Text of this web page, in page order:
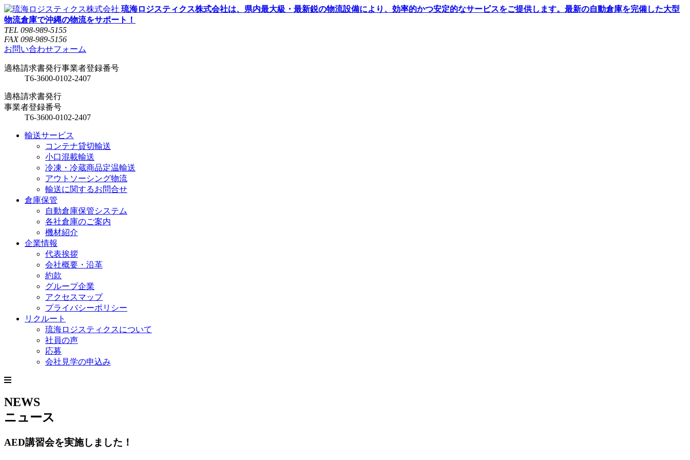
琉海ロジスティクス株式会社は、県内最大級・最新鋭の物流設備により、効率的かつ安定的なサービスをご提供します。最新の自動倉庫を完備した大型
物流倉庫で沖縄の物流をサポート！
TEL 098-989-5155
FAX 098-989-5156
お問い合わせフォーム
適格請求書発行事業者登録番号
T6-3600-0102-2407
適格請求書発行
事業者登録番号
T6-3600-0102-2407
輸送サービス
コンテナ貸切輸送
小口混載輸送
冷凍・冷蔵商品定温輸送
アウトソーシング物流
輸送に関するお問合せ
倉庫保管
自動倉庫保管システム
各社倉庫のご案内
機材紹介
企業情報
代表挨拶
会社概要・沿革
約款
グループ企業
アクセスマップ
プライバシーポリシー
リクルート
琉海ロジスティクスについて
社員の声
応募
会社見学の申込み
NEWS
ニュース
AED講習会を実施しました！